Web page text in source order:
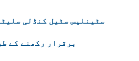
برقرار رکھنے کے